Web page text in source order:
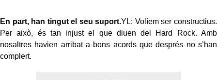
En part, han tingut el seu suport.YL: Volíem ser constructius.
Per això, és tan injust el que diuen del Hard Rock. Amb
nosaltres havien arribat a bons acords que després no s’han
complert.